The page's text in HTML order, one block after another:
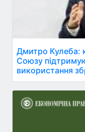
Дмитро Кулеба:
Союзу
використання